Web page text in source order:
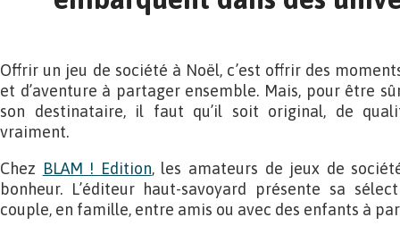
Offrir un jeu de société à Noël, c’est offrir des
et d’aventure à partager ensemble. Mais, pour être
son destinataire, il faut qu’il soit original, de
vraiment.
Chez BLAM ! Edition, les amateurs de jeux de
bonheur. L’éditeur haut-savoyard présente sa
couple, en famille, entre amis ou avec des enfants à